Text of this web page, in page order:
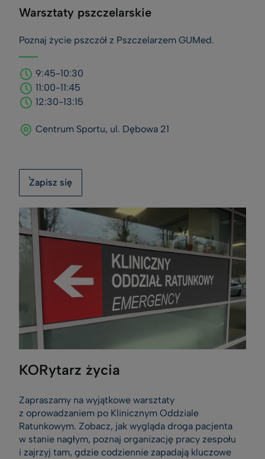
Warsztaty pszczelarskie
Poznaj życie pszczół z Pszczelarzem GUMed.
9:45-10:30
11:00-11:45
12:30-13:15
Centrum Sportu, ul. Dębowa 21
Zapisz się
KORytarz życia
Zapraszamy na wyjątkowe warsztaty
z oprowadzaniem po Klinicznym Oddziale
Ratunkowym. Zobacz, jak wygląda droga pacjenta
w stanie nagłym, poznaj organizację pracy zespołu
i zajrzyj tam, gdzie codziennie zapadają kluczowe